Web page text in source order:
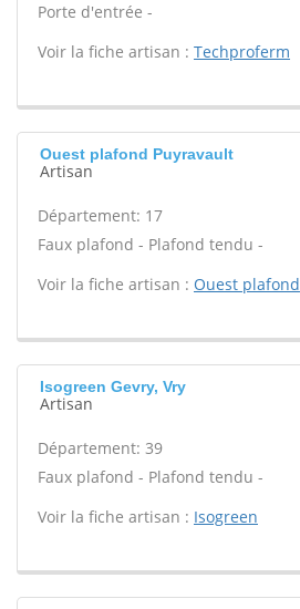
Porte d'entrée -
Voir la fiche artisan : Techproferm
Ouest plafond Puyravault
Artisan
Département: 17
Faux plafond - Plafond tendu -
Voir la fiche artisan : Ouest plafond
Isogreen Gevry, Vry
Artisan
Département: 39
Faux plafond - Plafond tendu -
Voir la fiche artisan : Isogreen